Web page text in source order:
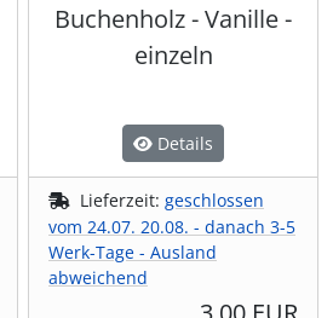
Buchenholz - Vanille -
einzeln
Details
Lieferzeit: geschlossen
vom 24.07. 20.08. - danach 3-5
Werk-Tage - Ausland
abweichend